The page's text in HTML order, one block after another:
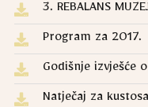
3. REBALANS
Program za 2017.
Godišnje izvješće
Natječaj za